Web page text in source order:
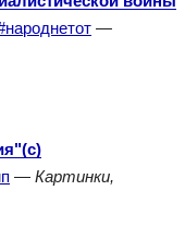
—
— Картинки,